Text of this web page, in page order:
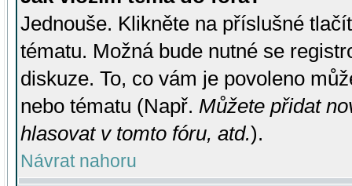
Jednouše. Klikněte na příslušné
tématu. Možná bude nutné se
diskuze. To, co vám je povoleno
nebo tématu (Např. Můžete přidat
hlasovat v tomto fóru, atd.).
Návrat nahoru